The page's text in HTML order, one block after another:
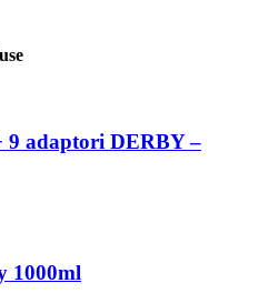
9 adaptori DERBY –
1000ml